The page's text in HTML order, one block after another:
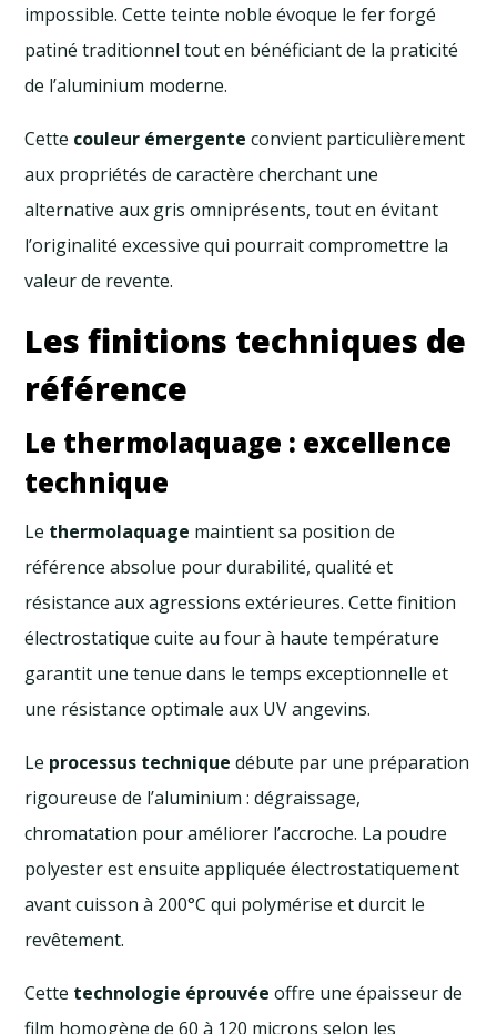
impossible. Cette teinte noble évoque le fer forgé
patiné traditionnel tout en bénéficiant de la praticité
de l’aluminium moderne.
Cette couleur émergente convient particulièrement
aux propriétés de caractère cherchant une
alternative aux gris omniprésents, tout en évitant
l’originalité excessive qui pourrait compromettre la
valeur de revente.
Les finitions techniques de
référence
Le thermolaquage : excellence
technique
Le thermolaquage maintient sa position de
référence absolue pour durabilité, qualité et
résistance aux agressions extérieures. Cette finition
électrostatique cuite au four à haute température
garantit une tenue dans le temps exceptionnelle et
une résistance optimale aux UV angevins.
Le processus technique débute par une préparation
rigoureuse de l’aluminium : dégraissage,
chromatation pour améliorer l’accroche. La poudre
polyester est ensuite appliquée électrostatiquement
avant cuisson à 200°C qui polymérise et durcit le
revêtement.
Cette technologie éprouvée offre une épaisseur de
film homogène de 60 à 120 microns selon les